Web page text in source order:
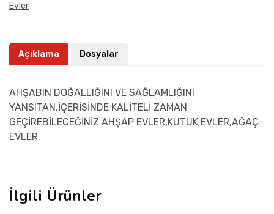
Evler
Açıklama Dosyalar
AHŞABIN DOĞALLIĞINI VE SAĞLAMLIĞINI
YANSITAN,İÇERİSİNDE KALİTELİ ZAMAN
GEÇİREBİLECEĞİNİZ AHŞAP EVLER,KÜTÜK EVLER,AĞAÇ
EVLER.
İlgili Ürünler